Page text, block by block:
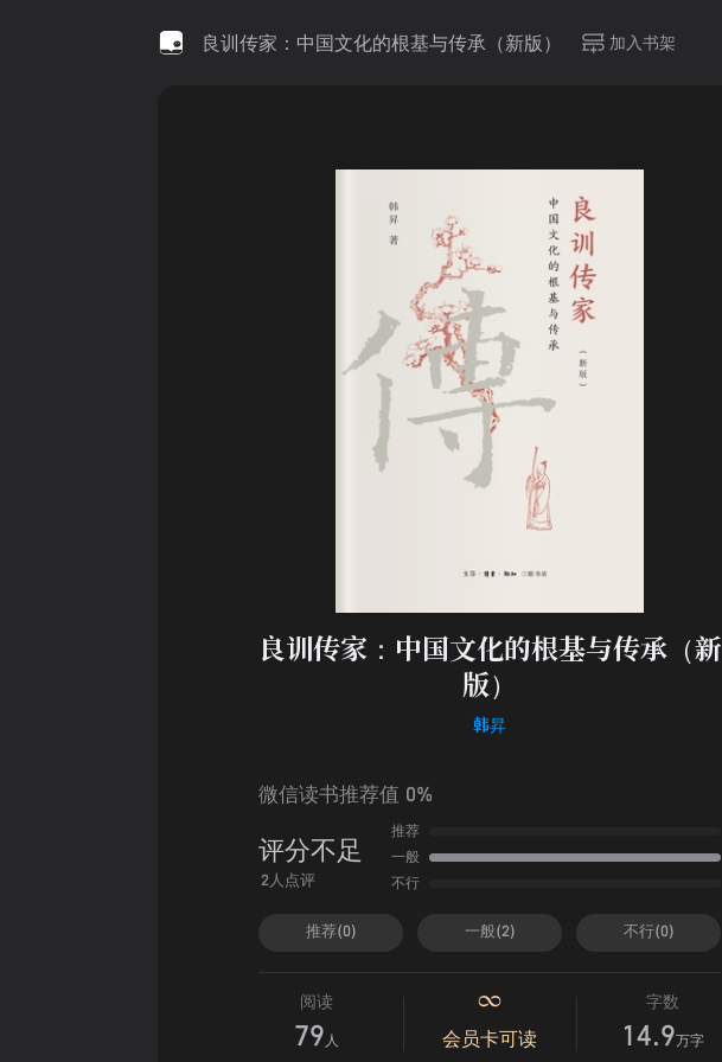
良训传家：中国文化的根基与传承（新版） 加入书架
良训传家：中国文化的根基与传承（新
版）
韩昇
微信读书推荐值 0%
评分不足
2人点评
推荐
一般
不行
推荐(0) 一般(2) 不行(0)
阅读
79 人 会员卡可读
字数
14.9万字